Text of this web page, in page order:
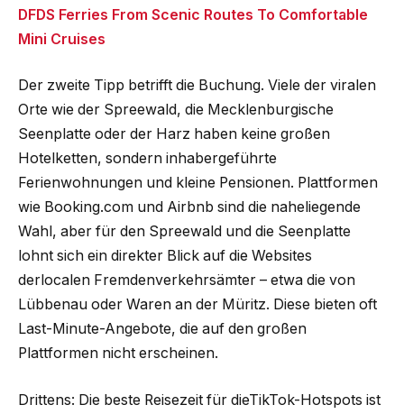
DFDS Ferries From Scenic Routes To Comfortable
Mini Cruises
Der zweite Tipp betrifft die Buchung. Viele der viralen
Orte wie der Spreewald, die Mecklenburgische
Seenplatte oder der Harz haben keine großen
Hotelketten, sondern inhabergeführte
Ferienwohnungen und kleine Pensionen. Plattformen
wie Booking.com und Airbnb sind die naheliegende
Wahl, aber für den Spreewald und die Seenplatte
lohnt sich ein direkter Blick auf die Websites
derlocalen Fremdenverkehrsämter – etwa die von
Lübbenau oder Waren an der Müritz. Diese bieten oft
Last-Minute-Angebote, die auf den großen
Plattformen nicht erscheinen.
Drittens: Die beste Reisezeit für dieTikTok-Hotspots ist